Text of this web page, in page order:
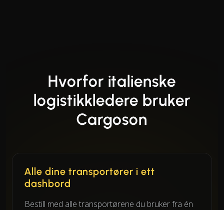
Hvorfor italienske
logistikkledere bruker
Cargoson
Alle dine transportører i ett
dashbord
Bestill med alle transportørene du bruker fra én